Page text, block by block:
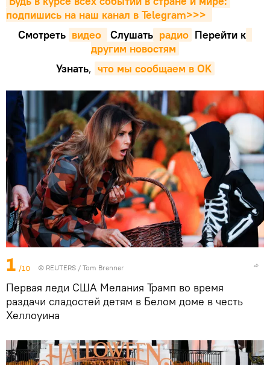
подпишись на наш канал в Telegram>>>
Смотреть видео Cлушать радио Перейти к
другим новостям
Узнать, что мы сообщаем в OK
1 /10 © REUTERS / Tom Brenner
Первая леди США Мелания Трамп во время
раздачи сладостей детям в Белом доме в честь
Хеллоуина